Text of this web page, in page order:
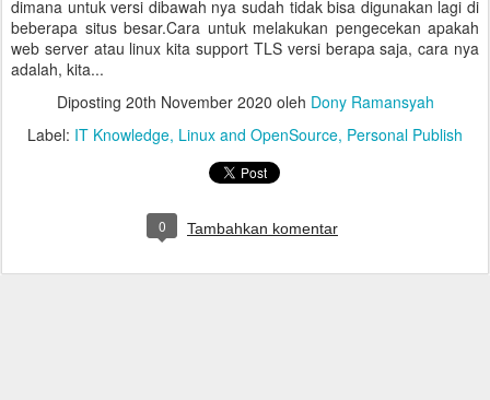
dimana untuk versi dibawah nya sudah tidak bisa digunakan lagi di
beberapa situs besar.Cara untuk melakukan pengecekan apakah
web server atau linux kita support TLS versi berapa saja, cara nya
adalah, kita...
Diposting 20th November 2020 oleh Dony Ramansyah
Label: IT Knowledge Linux and OpenSource Personal Publish
0 Tambahkan komentar